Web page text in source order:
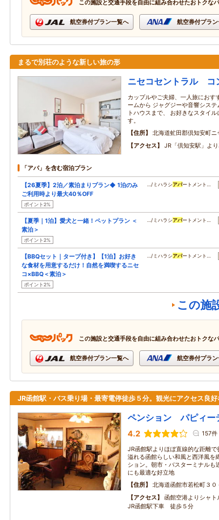
この施設と交通手段を自由に組み合わせたおトクな
航空券付プラン一覧へ 航空券付プラ
まるで別荘のような新しい旅の形
ニセコセントラル コ
カップルやご夫婦、一人旅におす
ームから ジャグジーや音響シス
トハウスまで、 お好きなスタイ
す。
住所
北海道虻田郡倶知安町
アクセス
JR「倶知安駅」よ
「アパ」を含む宿泊プラン
【26夏季】2泊／素泊まりプラン◆ 1泊のみ
ご利用時より最大40％OFF
ポイント2%
…/ミハラシアパートメント…
【夏季｜1泊】愛犬と一緒！ペットプラン ＜
素泊＞
ポイント2%
…/ミハラシアパートメント…
【BBQセット｜タープ付き】【1泊】お好き
な食材を用意するだけ！自然を満喫するニセ
コ×BBQ＜素泊＞
ポイント2%
…/ミハラシアパートメント…
この施
この施設と交通手段を自由に組み合わせたおトクな
航空券付プラン一覧へ 航空券付プラ
JR函館駅・バス乗り場・最寄電停徒歩５分。観光にアクセス良
ペンション パピィー
4.2 157件
JR函館駅よりほぼ直線的な距離
溢れる函館らしい和風と西洋風を
ション。朝市・バスターミナルも
にも最適な好立地
住所
北海道函館市若松町３０
アクセス
函館空港よりシャ
JR函館駅下車 徒歩５分